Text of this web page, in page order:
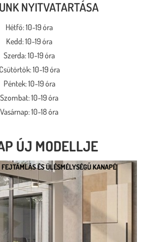
NYITVATARTÁSA
Hétfő: 10-19 óra
Kedd: 10-19 óra
Szerda: 10-19 óra
Csütörtök: 10-19 óra
Péntek: 10-19 óra
Szombat: 10-19 óra
Vasárnap: 10-18 óra
ÚJ MODELLJE
ÉS ÜLÉSMÉLYSÉGŰ KANAPÉ
FEJTÁMLÁS ÉS
KANAPÉ
* kedvező ár
* moduláris rendszer